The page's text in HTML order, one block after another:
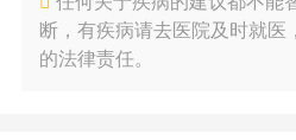
断，有疾病请去医院及时就医
的法律责任。